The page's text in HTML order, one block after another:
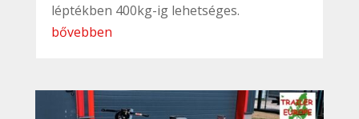
léptékben 400kg-ig lehetséges.
bővebben